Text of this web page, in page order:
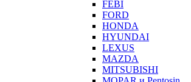
FEBI
FORD
HONDA
HYUNDAI
LEXUS
MAZDA
MITSUBISHI